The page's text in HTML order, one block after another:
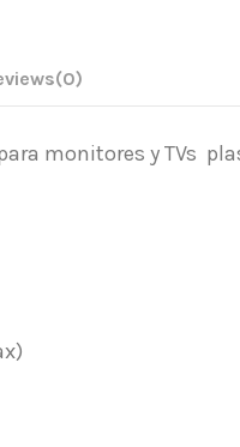
(0)
monitores y TVs